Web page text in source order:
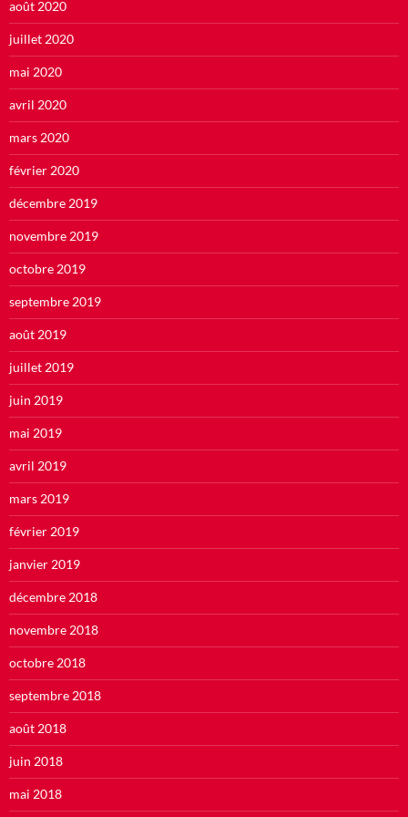
août 2020
juillet 2020
mai 2020
avril 2020
mars 2020
février 2020
décembre 2019
novembre 2019
octobre 2019
septembre 2019
août 2019
juillet 2019
juin 2019
mai 2019
avril 2019
mars 2019
février 2019
janvier 2019
décembre 2018
novembre 2018
octobre 2018
septembre 2018
août 2018
juin 2018
mai 2018